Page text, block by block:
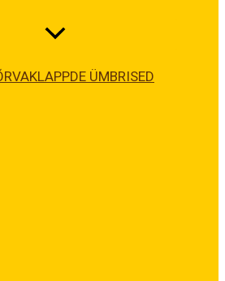
ÜMBRISED